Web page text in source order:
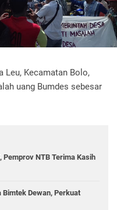
Leu, Kecamatan Bolo,
uang Bumdes sebesar
Pemprov NTB Terima Kasih
Bimtek Dewan, Perkuat